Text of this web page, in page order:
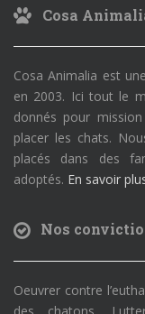
Cosa
Cosa Animalia est
en 2003. Ici tout le
donnés pour
placer les chats.
placés dans des
adoptés. En savoir
Nos
Oeuvrer contre